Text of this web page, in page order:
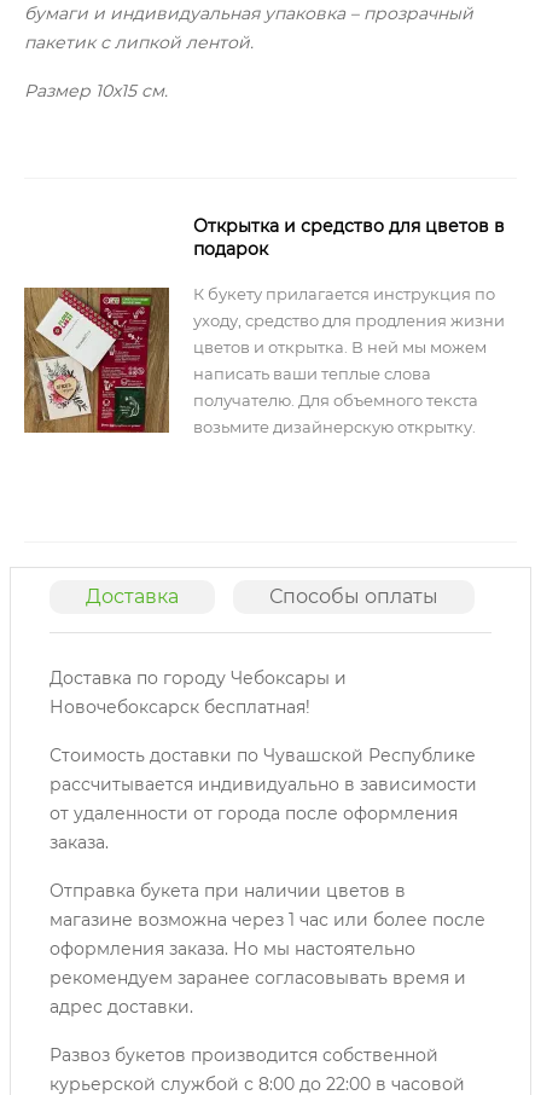
бумаги и индивидуальная упаковка – прозрачный
пакетик с липкой лентой.
Размер 10х15 см.
Открытка и средство для цветов в
подарок
К букету прилагается инструкция по
уходу, средство для продления жизни
цветов и открытка. В ней мы можем
написать ваши теплые слова
получателю. Для объемного текста
возьмите дизайнерскую открытку.
Доставка Способы оплаты
Доставка по городу Чебоксары и
Новочебоксарск бесплатная!
Стоимость доставки по Чувашской Республике
рассчитывается индивидуально в зависимости
от удаленности от города после оформления
заказа.
Отправка букета при наличии цветов в
магазине возможна через 1 час или более после
оформления заказа. Но мы настоятельно
рекомендуем заранее согласовывать время и
адрес доставки.
Развоз букетов производится собственной
курьерской службой с 8:00 до 22:00 в часовой